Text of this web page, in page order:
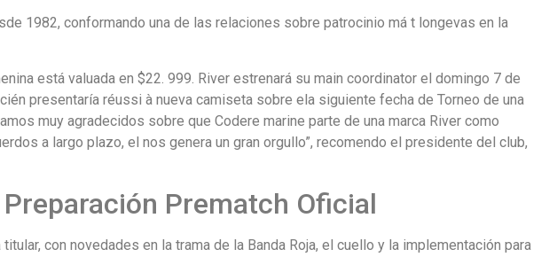
1982, conformando una de las relaciones sobre patrocinio má t longevas en la
está valuada en $22. 999. River estrenará su main coordinator el domingo 7 de
presentaría réussi à nueva camiseta sobre ela siguiente fecha de Torneo de una
muy agradecidos sobre que Codere marine parte de una marca River como
a largo plazo, el nos genera un gran orgullo”, recomendo el presidente del club,
Prematch Oficial
con novedades en la trama de la Banda Roja, el cuello y la implementación para